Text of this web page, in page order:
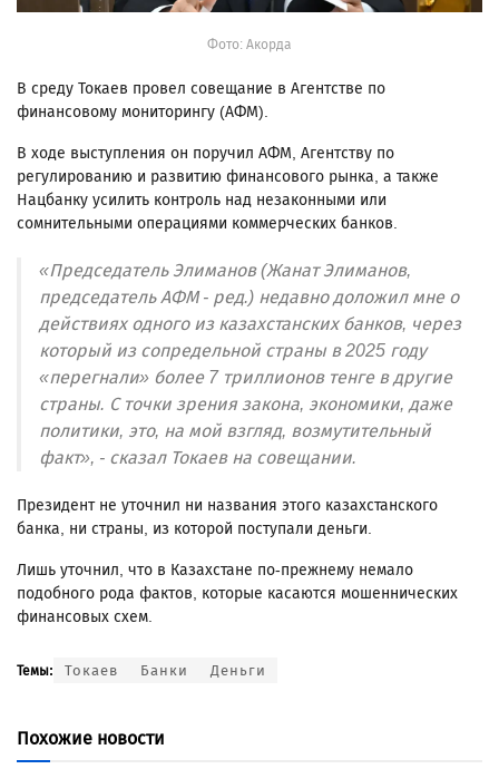
Фото: Акорда
В среду Токаев провел совещание в Агентстве по
финансовому мониторингу (АФМ).
В ходе выступления он поручил АФМ, Агентству по
регулированию и развитию финансового рынка, а также
Нацбанку усилить контроль над незаконными или
сомнительными операциями коммерческих банков.
«Председатель Элиманов (Жанат Элиманов,
председатель АФМ - ред.) недавно доложил мне о
действиях одного из казахстанских банков, через
который из сопредельной страны в 2025 году
«перегнали» более 7 триллионов тенге в другие
страны. С точки зрения закона, экономики, даже
политики, это, на мой взгляд, возмутительный
факт», - сказал Токаев на совещании.
Президент не уточнил ни названия этого казахстанского
банка, ни страны, из которой поступали деньги.
Лишь уточнил, что в Казахстане по-прежнему немало
подобного рода фактов, которые касаются мошеннических
финансовых схем.
Темы: Токаев Банки Деньги
Похожие новости